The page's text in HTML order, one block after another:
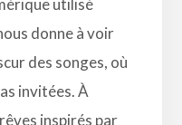
utilisé
donne à voir
des songes, où
invitées. À
inspirés par